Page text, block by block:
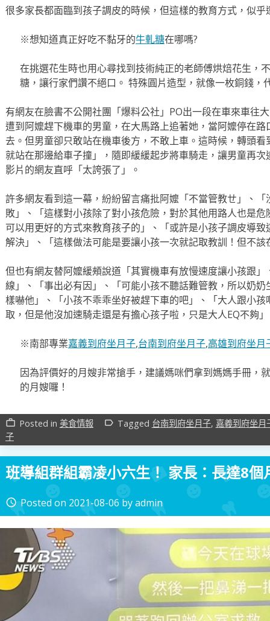
很多家長都面臨到孩子調皮的時候，但這樣的教育方式，似乎
※想知道真正好吃不黏牙的牛軋糖在哪嗎?
在挑選花生時也用心尋找到技術純正的老師傅烘焙花生，
糖，讓行家們讚不絕口。 特殊圓片造型，就像一枚銅錢，
有網友在臉書不公開社團「爆料公社」PO出一段在車來車往
遭到阿嬤趕下機車的男童，在大馬路上追著她，當阿嬤停在
去。但男童卻只敢站在機車後方，不敢上車。這時候，轉頭
就站在那邊給車子撞」，隨即緩緩起步將車騎走，讓男童再
影片的網友直呼「太誇張了」。
許多網友看到這一幕，紛紛留言痛批阿嬤「不當管教ㄝ」、
敗」、「這樣對小孩除了對小孩危險，對於其他用路人也是
可以用更好的方式來教育孩子的」、「或許是小孩子調皮導
解決」、「這樣做法可能是要讓小孩一次就記取教訓！但不
但也有網友替阿嬤緩頰說道「其實機車有放慢速度讓小孩跟
線」、「事出必有因」、「可能小孩不聽話難管教，所以奶
樣嚇他」、「小孩不乖乖坐好被趕下車的吧」、「大人跟小
取，但是他沒加速騎走還是有擔心孩子啦，只是大人EQ不夠
※南部專業嘉義到府坐月子,台南到府坐月子,高雄到府坐月
因為評價好的月嫂非常搶手，建議媽咪們拿到媽媽手冊，
的月嫂囉！
work_outline Posted in 美食情報 label_outline Tagged 台南到府坐月子, 嘉義到府坐月
子
班導組群組霸凌小六生！ 家長：長達8個
access_time Posted on 2021-08-06 byadmin